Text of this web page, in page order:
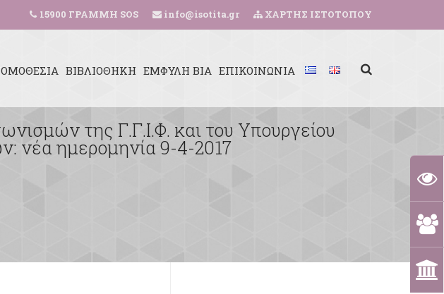
15900 ΓΡΑΜΜΗ SOS info@isotita.gr ΧΑΡΤΗΣ ΙΣΤΟΤΟΠΟΥ
ΒΙΒΛΙΟΘΗΚΗ ΕΜΦΥΛΗ ΒΙΑ ΕΠΙΚΟΙΝΩΝΙΑ
της Γ.Γ.Ι.Φ. και του Υπουργείου
νέα ημερομηνία 9-4-2017